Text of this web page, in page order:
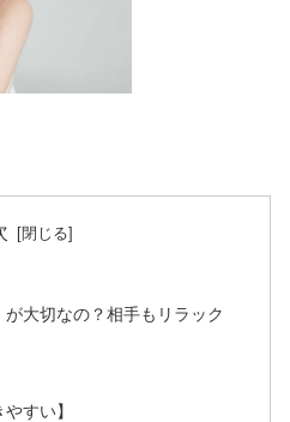
が大切なの？相手もリラック
すい】